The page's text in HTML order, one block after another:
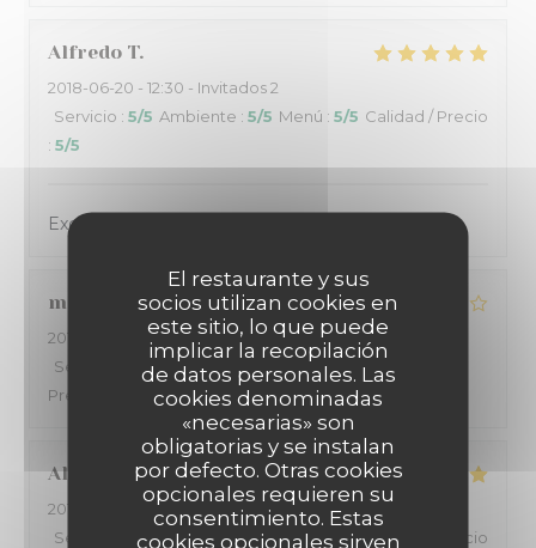
El restaurante y sus
socios utilizan cookies en
este sitio, lo que puede
implicar la recopilación
de datos personales. Las
cookies denominadas
«necesarias» son
obligatorias y se instalan
por defecto. Otras cookies
opcionales requieren su
consentimiento. Estas
cookies opcionales sirven
Alfredo T
2018-06-20 - 12:30 - Invitados 2
Servicio : 5/5 Ambiente : 5/5 Menú : 5/5 Calidad / Precio
: 5/5
Excellent as usual,
manes
2018-06-17
- 20:30 - Invitados 2
Servicio
/5 Ambiente Menú /5
Precio
Alfredo T
2018-06-17
- 19:30 - Invitados 2
Servicio
/5 Ambiente: 5/5 Menú: 5/5 Calidad / Precio